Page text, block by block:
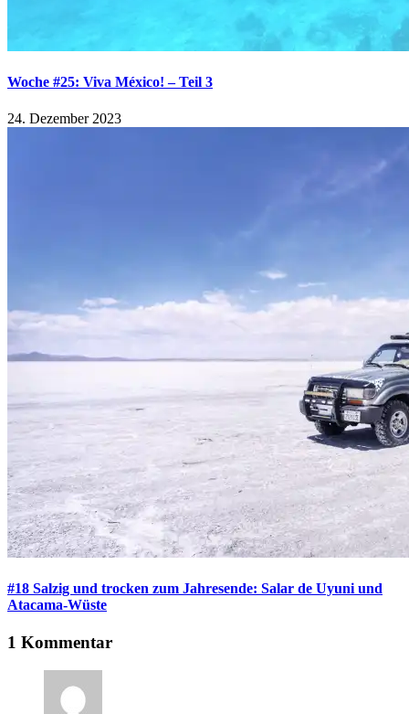
Woche #25: Viva México! – Teil 3
24. Dezember 2023
#18 Salzig und trocken zum Jahresende: Salar de Uyuni und
Atacama-Wüste
1 Kommentar